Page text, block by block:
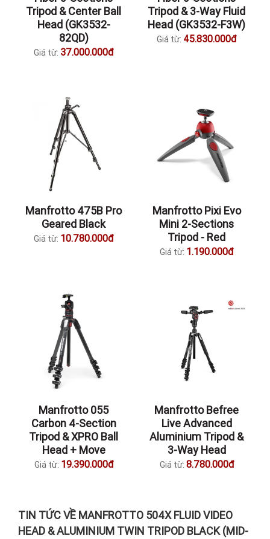
Tripod & Center Ball
Head (GK3532-
82QD)
Giá từ: 37.000.000đ
Tripod & 3-Way Fluid
Head (GK3532-F3W)
Giá từ: 45.830.000đ
Manfrotto 475B Pro
Geared Black
Giá từ: 10.780.000đ
Manfrotto Pixi Evo
Mini 2-Sections
Tripod - Red
Giá từ: 1.190.000đ
Manfrotto 055
Carbon 4-Section
Tripod & XPRO Ball
Head + Move
Giá từ: 19.390.000đ
Manfrotto Befree
Live Advanced
Aluminium Tripod &
3-Way Head
Giá từ: 8.780.000đ
TIN TỨC VỀ MANFROTTO 504X FLUID VIDEO
HEAD & ALUMINIUM TWIN TRIPOD BLACK (MID-